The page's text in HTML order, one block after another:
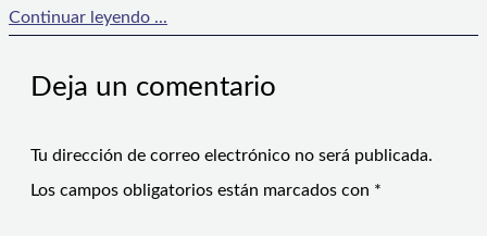
Continuar leyendo ...
Deja un comentario
Tu dirección de correo electrónico no será publicada.
Los campos obligatorios están marcados con *